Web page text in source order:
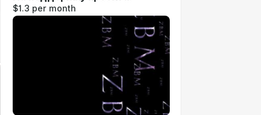
$1.3 per month